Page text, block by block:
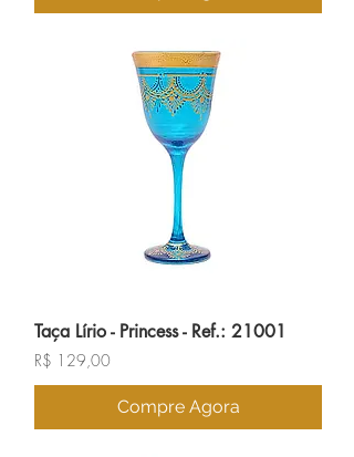
Taça Lírio - Princess - Ref.: 21001
Preço
R$ 129,00
Compre Agora